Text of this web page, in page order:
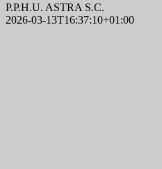
P.P.H.U. ASTRA S.C.
2026-03-13T16:37:10+01:00